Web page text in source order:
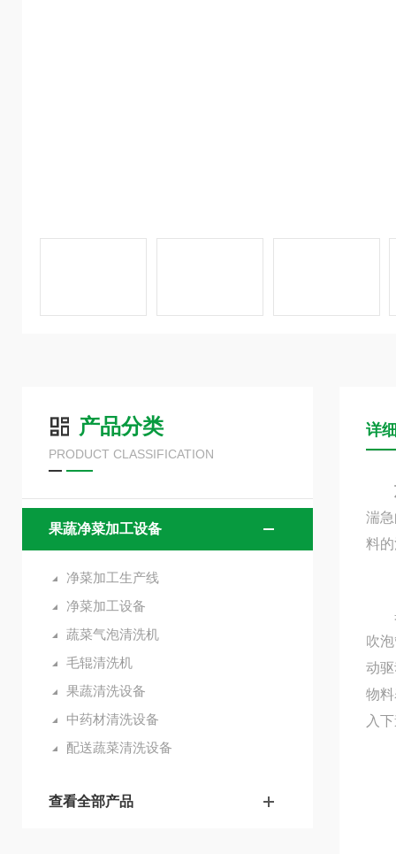
产品分类
PRODUCT CLASSIFICATION
果蔬净菜加工设备
净菜加工生产线
净菜加工设备
蔬菜气泡清洗机
毛辊清洗机
果蔬清洗设备
中药材清洗设备
配送蔬菜清洗设备
查看全部产品
详
湍
料
果
吹
动
物
入